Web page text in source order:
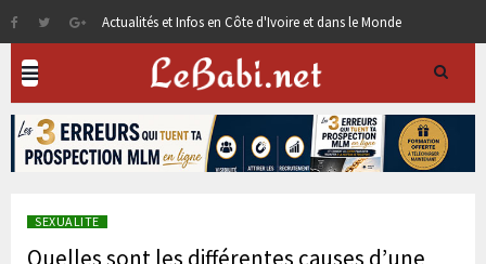
Actualités et Infos en Côte d'Ivoire et dans le Monde
SEXUALITE
Quelles sont les différentes causes d’une